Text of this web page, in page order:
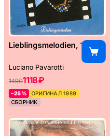
Lieblingsmelodien, 1989
Luciano Pavarotti
14901118 ₽
–25%
ОРИГИНАЛ 1989
СБОРНИК